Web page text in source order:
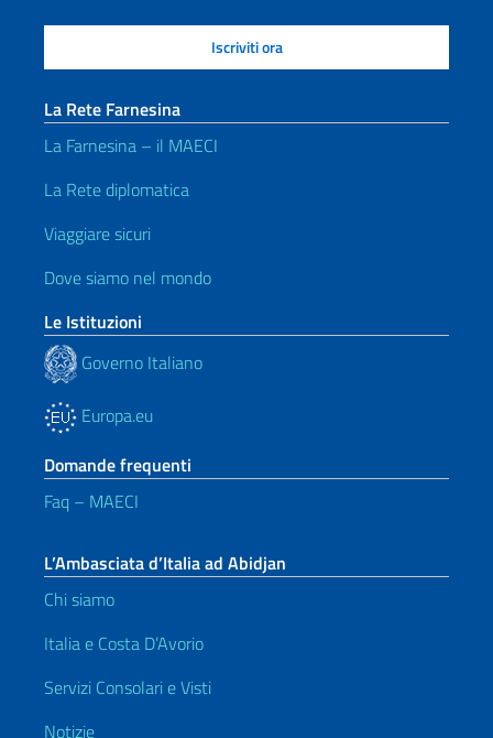
La Rete Farnesina
La Farnesina – il MAECI
La Rete diplomatica
Viaggiare sicuri
Dove siamo nel mondo
Le Istituzioni
Governo Italiano
Europa.eu
Domande frequenti
Faq – MAECI
L’Ambasciata d’Italia ad Abidjan
Chi siamo
Italia e Costa D’Avorio
Servizi Consolari e Visti
Notizie